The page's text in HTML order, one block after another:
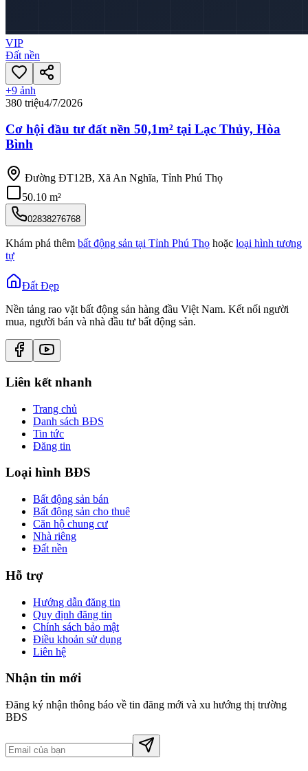
VIP
Đất nền
+9 ảnh
380 triệu4/7/2026
Cơ hội đầu tư đất nền 50,1m² tại Lạc Thủy, Hòa
Bình
Đường ĐT12B, Xã An Nghĩa, Tỉnh Phú Thọ
50.10 m²
02838276768
Khám phá thêm bất động sản tại Tỉnh Phú Thọ hoặc loại hình tương
tự
Đất Đẹp
Nền tảng rao vặt bất động sản hàng đầu Việt Nam. Kết nối người
mua, người bán và nhà đầu tư bất động sản.
Liên kết nhanh
Trang chủ
Danh sách BĐS
Tin tức
Đăng tin
Loại hình BĐS
Bất động sản bán
Bất động sản cho thuê
Căn hộ chung cư
Nhà riêng
Đất nền
Hỗ trợ
Hướng dẫn đăng tin
Quy định đăng tin
Chính sách bảo mật
Điều khoản sử dụng
Liên hệ
Nhận tin mới
Đăng ký nhận thông báo về tin đăng mới và xu hướng thị trường
BĐS